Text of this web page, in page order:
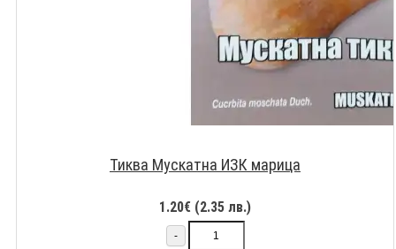
Тиква Мускатна ИЗК марица
1.20€ (2.35 лв.)
-